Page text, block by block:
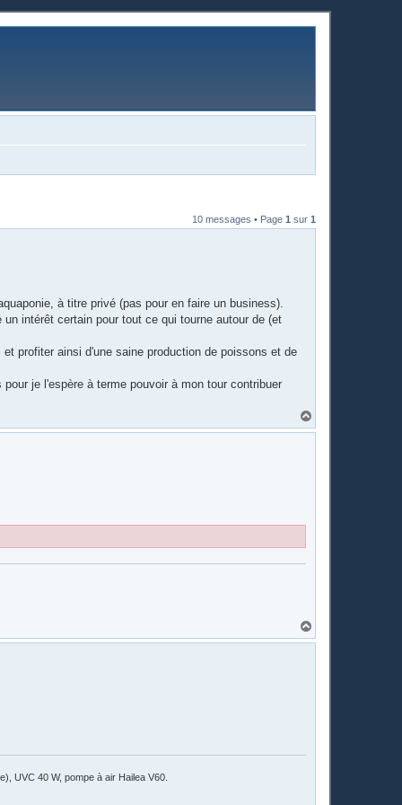
10 messages • Page 1 sur 1
à titre privé (pas pour en faire un business).
intérêt certain pour tout ce qui tourne autour de (et
profiter ainsi d'une saine production de poissons et de
je l'espère à terme pouvoir à mon tour contribuer
a
a
UVC 40 W, pompe à air Hailea V60.